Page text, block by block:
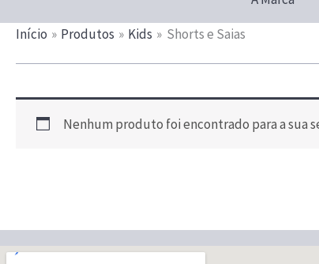
Início
Produtos Kids Shorts e Saias
Nenhum produto foi encontrado para a sua